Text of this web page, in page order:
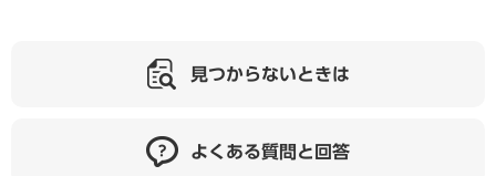
見つからないときは
よくある質問と回答